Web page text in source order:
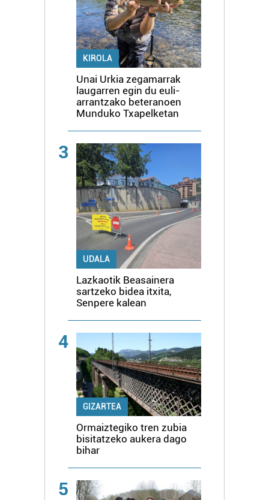
KIROLA
Unai Urkia zegamarrak
laugarren egin du euli-
arrantzako beteranoen
Munduko Txapelketan
3
UDALA
Lazkaotik Beasainera
sartzeko bidea itxita,
Senpere kalean
4
GIZARTEA
Ormaiztegiko tren zubia
bisitatzeko aukera dago
bihar
5